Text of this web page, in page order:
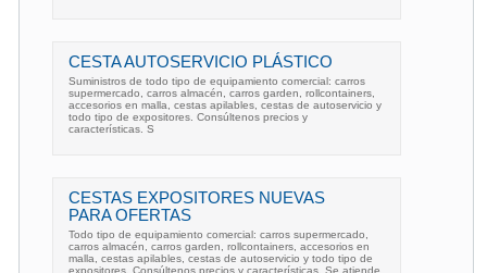
CESTA AUTOSERVICIO PLÁSTICO
Suministros de todo tipo de equipamiento comercial: carros
supermercado, carros almacén, carros garden, rollcontainers,
accesorios en malla, cestas apilables, cestas de autoservicio y
todo tipo de expositores. Consúltenos precios y
características. S
CESTAS EXPOSITORES NUEVAS
PARA OFERTAS
Todo tipo de equipamiento comercial: carros supermercado,
carros almacén, carros garden, rollcontainers, accesorios en
malla, cestas apilables, cestas de autoservicio y todo tipo de
expositores. Consúltenos precios y características. Se atiende